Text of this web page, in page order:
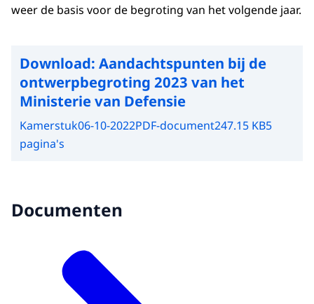
weer de basis voor de begroting van het volgende jaar.
Download: Aandachtspunten bij de
ontwerpbegroting 2023 van het
Ministerie van Defensie
Kamerstuk06-10-2022PDF-document247.15 KB5
pagina's
Documenten